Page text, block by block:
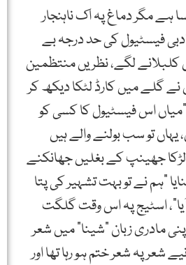
مگر دماغ پہ اک ناہنجار
فیسٹیول کی حد درجہ بے
کلبلانے لگے، نظریں منتظمین
نے گلے میں کارڈ لٹکا دیکھ کر
"میاں اس فیسٹیول کا کسی کو
یہاں تو سب بولنے والے ہیں
لڑکا جھینپ کے بغلیں جھانکنے
"ہم نے تو بہت تشہیر کی پتا
اسٹیج پہ اس وقت گلگت
مادری زبان "شینا” میں شعر
شعر پہ شعر ختم ہو رہا تھا اور